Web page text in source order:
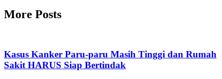
More Posts
Kasus Kanker Paru-paru Masih Tinggi dan Rumah
Sakit HARUS Siap Bertindak